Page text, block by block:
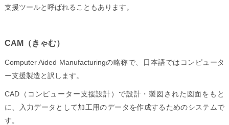
支援ツールと呼ばれることもあります。
CAM （きゃむ）
Computer Aided Manufacturingの略称で、日本語ではコンピュータ
ー支援製造と訳します。
CAD（コンピューター支援設計）で設計・製図された図面をもと
に、入力データとして加工用のデータを作成するためのシステムで
す。